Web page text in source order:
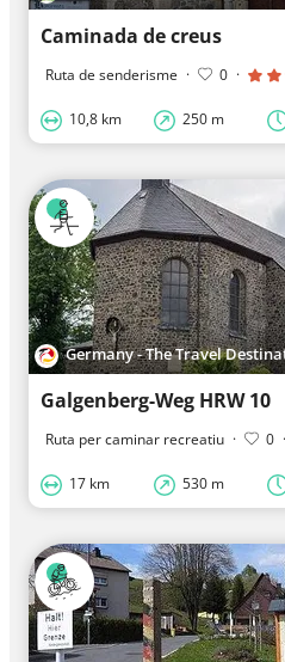
Caminada de creus
Ruta de senderisme · 0 ·
10,8 km 250 m
Germany - The Travel
Galgenberg-Weg HRW 10
Ruta per caminar recreatiu · 0 ·
17 km 530 m